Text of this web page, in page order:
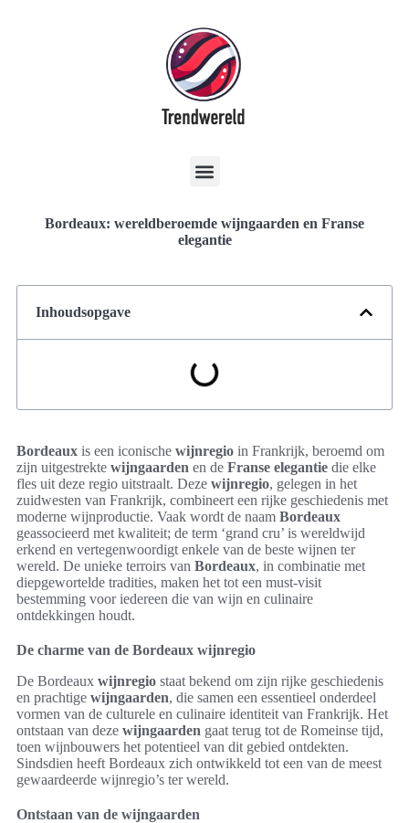
Bordeaux: wereldberoemde wijngaarden en Franse
elegantie
Inhoudsopgave
Bordeaux is een iconische wijnregio in Frankrijk, beroemd om
zijn uitgestrekte wijngaarden en de Franse elegantie die elke
fles uit deze regio uitstraalt. Deze wijnregio, gelegen in het
zuidwesten van Frankrijk, combineert een rijke geschiedenis met
moderne wijnproductie. Vaak wordt de naam Bordeaux
geassocieerd met kwaliteit; de term ‘grand cru’ is wereldwijd
erkend en vertegenwoordigt enkele van de beste wijnen ter
wereld. De unieke terroirs van Bordeaux, in combinatie met
diepgewortelde tradities, maken het tot een must-visit
bestemming voor iedereen die van wijn en culinaire
ontdekkingen houdt.
De charme van de Bordeaux wijnregio
De Bordeaux wijnregio staat bekend om zijn rijke geschiedenis
en prachtige wijngaarden, die samen een essentieel onderdeel
vormen van de culturele en culinaire identiteit van Frankrijk. Het
ontstaan van deze wijngaarden gaat terug tot de Romeinse tijd,
toen wijnbouwers het potentieel van dit gebied ontdekten.
Sindsdien heeft Bordeaux zich ontwikkeld tot een van de meest
gewaardeerde wijnregio’s ter wereld.
Ontstaan van de wijngaarden